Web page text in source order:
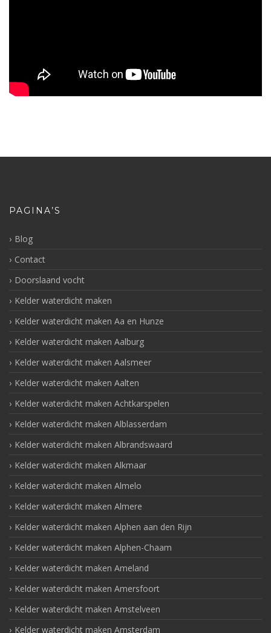
PAGINA’S
Blog
Contact
Doorslaand vocht
Kelder waterdicht maken
Kelder waterdicht maken Aa en Hunze
Kelder waterdicht maken Aalburg
Kelder waterdicht maken Aalsmeer
Kelder waterdicht maken Aalten
Kelder waterdicht maken Achtkarspelen
Kelder waterdicht maken Alblasserdam
Kelder waterdicht maken Albrandswaard
Kelder waterdicht maken Alkmaar
Kelder waterdicht maken Almelo
Kelder waterdicht maken Almere
Kelder waterdicht maken Alphen aan den Rijn
Kelder waterdicht maken Alphen-Chaam
Kelder waterdicht maken Ameland
Kelder waterdicht maken Amersfoort
Kelder waterdicht maken Amstelveen
Kelder waterdicht maken Amsterdam